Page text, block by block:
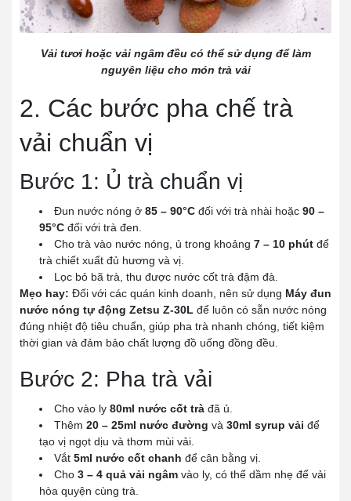
Vải tươi hoặc vải ngâm đều có thể sử dụng để làm
nguyên liệu cho món trà vải
2. Các bước pha chế trà
vải chuẩn vị
Bước 1: Ủ trà chuẩn vị
Đun nước nóng ở 85 – 90°C đối với trà nhài hoặc 90 –
95°C đối với trà đen.
Cho trà vào nước nóng, ủ trong khoảng 7 – 10 phút để
trà chiết xuất đủ hương và vị.
Lọc bỏ bã trà, thu được nước cốt trà đậm đà.
Mẹo hay: Đối với các quán kinh doanh, nên sử dụng Máy đun
nước nóng tự động Zetsu Z-30L để luôn có sẵn nước nóng
đúng nhiệt độ tiêu chuẩn, giúp pha trà nhanh chóng, tiết kiệm
thời gian và đảm bảo chất lượng đồ uống đồng đều.
Bước 2: Pha trà vải
Cho vào ly 80ml nước cốt trà đã ủ.
Thêm 20 – 25ml nước đường và 30ml syrup vải để
tạo vị ngọt dịu và thơm mùi vải.
Vắt 5ml nước cốt chanh để cân bằng vị.
Cho 3 – 4 quả vải ngâm vào ly, có thể dầm nhẹ để vải
hòa quyện cùng trà.